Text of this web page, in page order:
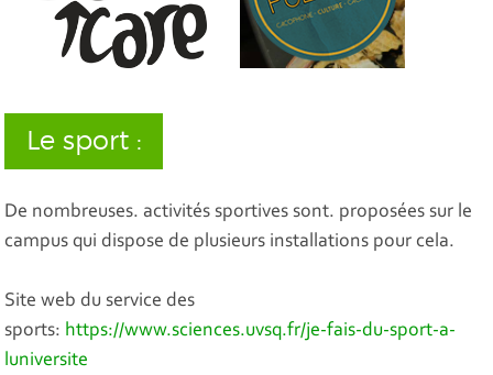
Le sport :
De nombreuses. activités sportives sont. proposées sur le
campus qui dispose de plusieurs installations pour cela.
Site web du service des
sports: https://www.sciences.uvsq.fr/je-fais-du-sport-a-
luniversite